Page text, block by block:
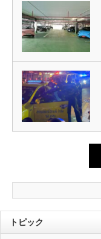
トピック